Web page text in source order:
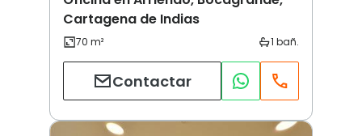
Cartagena de Indias
Contactar